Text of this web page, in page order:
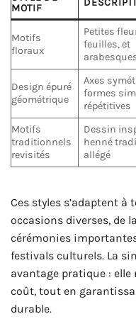
MOTIF
Motifs
floraux
Petites
feuilles, et
Design épuré
géométrique
Axes
formes
répétitives
Motifs
traditionnels
revisités
Dessin
henné
allégé
Ces styles s’adaptent à
occasions diverses, de
cérémonies
festivals culturels. La
avantage pratique :
coût, tout en
durable.